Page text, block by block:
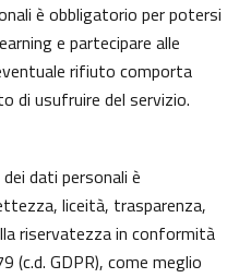
è obbligatorio per potersi
e partecipare alle
rifiuto comporta
di usufruire del servizio.
dati personali è
liceità, trasparenza,
riservatezza in conformità
(c.d. GDPR), come meglio